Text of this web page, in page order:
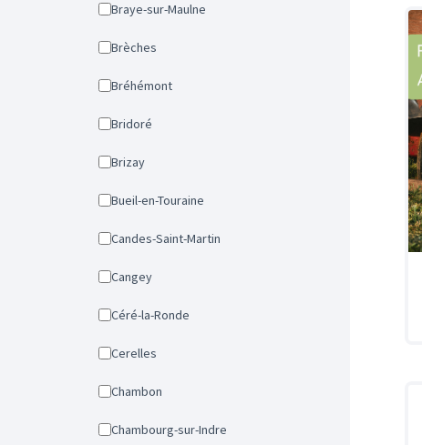
Braye-sur-Maulne
Brèches
Bréhémont
Bridoré
Brizay
Bueil-en-Touraine
Candes-Saint-Martin
Cangey
Céré-la-Ronde
Cerelles
Chambon
Chambourg-sur-Indre